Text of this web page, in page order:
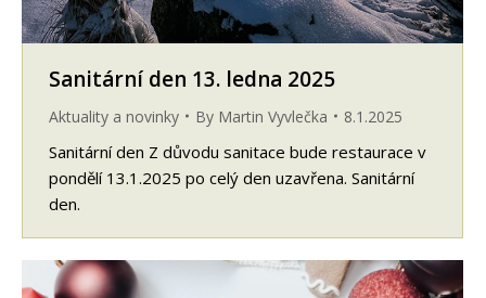
Sanitární den 13. ledna 2025
Aktuality a novinky By Martin Vyvlečka 8.1.2025
Sanitární den Z důvodu sanitace bude restaurace v
pondělí 13.1.2025 po celý den uzavřena. Sanitární
den.